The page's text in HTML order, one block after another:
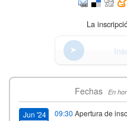
La
Fechas En
Jun '24 09:30 Apertura de